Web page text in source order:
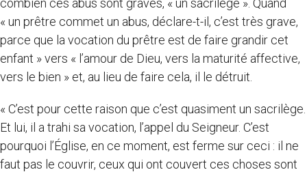
combien ces abus sont graves, « un sacrilège ». Quand
« un prêtre commet un abus, déclare-t-il, c’est très grave,
parce que la vocation du prêtre est de faire grandir cet
enfant » vers « l’amour de Dieu, vers la maturité affective,
vers le bien » et, au lieu de faire cela, il le détruit.
« C’est pour cette raison que c’est quasiment un sacrilège.
Et lui, il a trahi sa vocation, l’appel du Seigneur. C’est
pourquoi l’Église, en ce moment, est ferme sur ceci : il ne
faut pas le couvrir, ceux qui ont couvert ces choses sont